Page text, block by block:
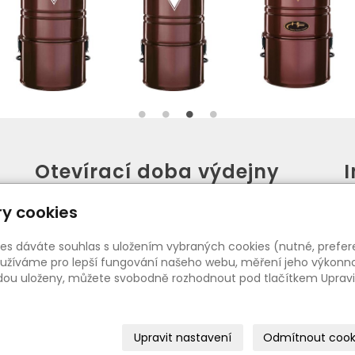
Otevírací doba výdejny
PO - PÁ:
SO:08:00 - 11:00
cookies
dáváte souhlas s uložením vybraných cookies (nutné,
pro lepší fungování našeho webu, měření jeho
uloženy, můžete svobodně rozhodnout pod tlačítkem
Upravit nastavení Odmítnout